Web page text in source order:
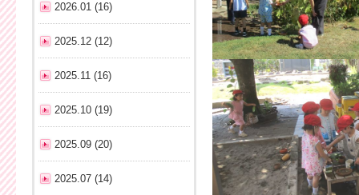
2026.01 (16)
2025.12 (12)
2025.11 (16)
2025.10 (19)
2025.09 (20)
2025.07 (14)